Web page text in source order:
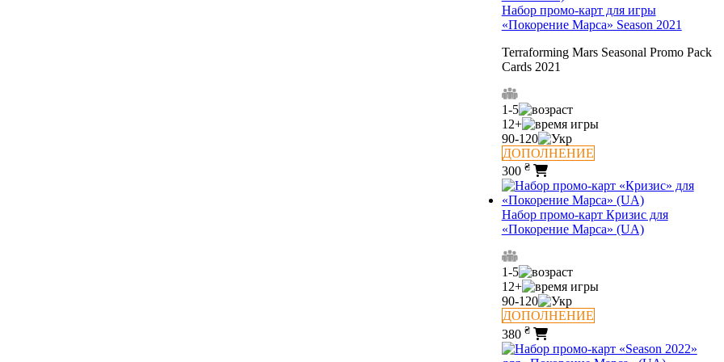
Набор промо-карт для игры
«Покорение Марса» Season 2021
Terraforming Mars Seasonal Promo Pack
Cards 2021
1-5
12+
90-120
ДОПОЛНЕНИЕ
300 ₴
Набор промо-карт Кризис для
«Покорение Марса» (UA)
1-5
12+
90-120
ДОПОЛНЕНИЕ
380 ₴